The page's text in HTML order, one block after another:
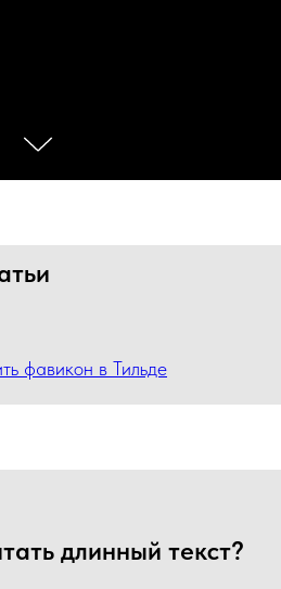
фавикон в Тильде
длинный текст?